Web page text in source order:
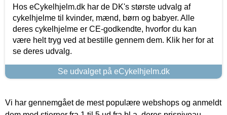
Hos eCykelhjelm.dk har de DK's største udvalg af
cykelhjelme til kvinder, mænd, børn og babyer. Alle
deres cykelhjelme er CE-godkendte, hvorfor du kan
være helt tryg ved at bestille gennem dem. Klik her for at
se deres udvalg.
Se udvalget på eCykelhjelm.dk
Vi har gennemgået de mest populære webshops og anmeldt